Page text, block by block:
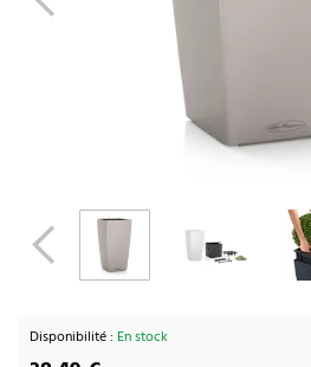
Disponibilité : En stock